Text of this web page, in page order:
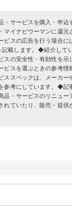
サービスを購入・申込
マイナビウーマンに還元
スの広告を行う場合に
載します。◆紹介して
スの安全性・有効性を示
ビスを選ぶときの参考情
ススペックは、メーカー
参考にしています。◆記
品・サービスのリニュー
れていたり、販売・提供